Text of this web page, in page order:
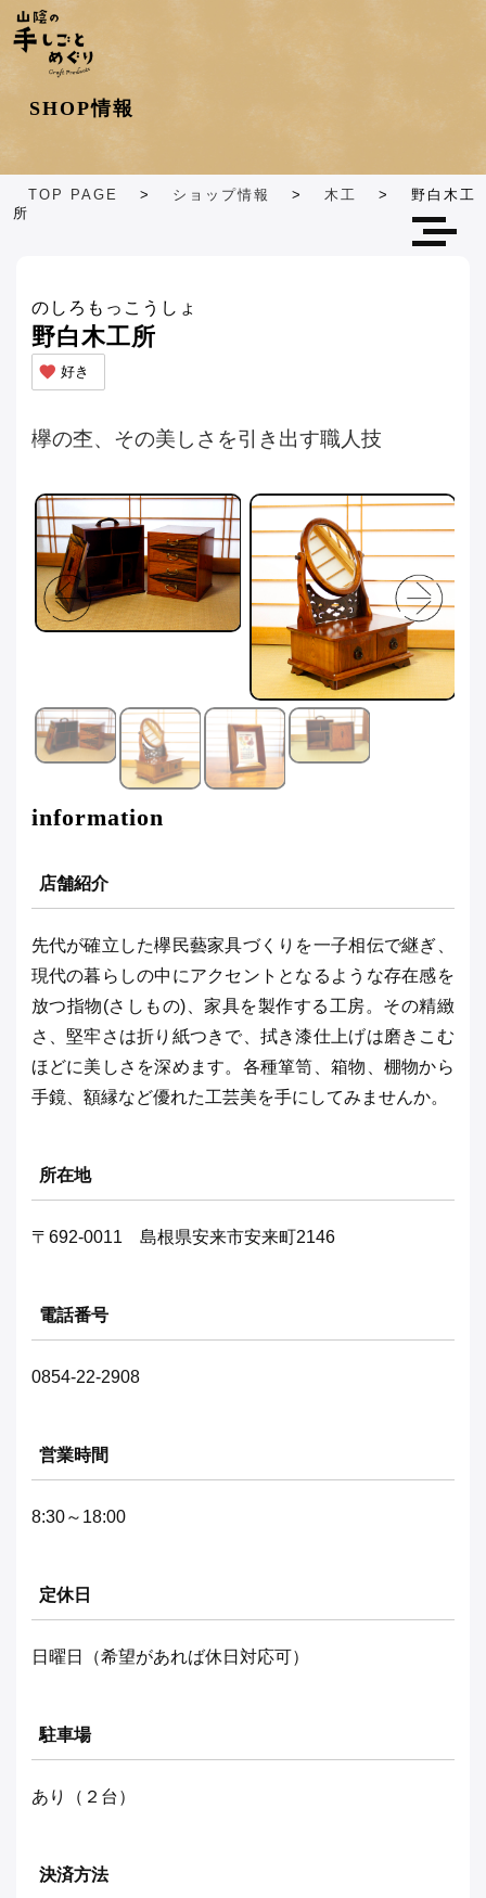
SHOP情報
ショップカテゴリ
エリア別
TOP PAGE > ショップ情報 > 木工 >
野白木工
所
のしろもっこうしょ
野白木工所
好き
欅の杢、その美しさを引き出す職人技
information
店舗紹介
先代が確立した欅民藝家具づくりを一子相伝で継ぎ、
現代の暮らしの中にアクセントとなるような存在感を
放つ指物(さしもの)、家具を製作する工房。その精緻
さ、堅牢さは折り紙つきで、拭き漆仕上げは磨きこむ
ほどに美しさを深めます。各種箪笥、箱物、棚物から
手鏡、額縁など優れた工芸美を手にしてみませんか。
所在地
〒692-0011 島根県安来市安来町2146
電話番号
0854-22-2908
営業時間
8:30～18:00
定休日
日曜日（希望があれば休日対応可）
駐車場
あり（２台）
決済方法